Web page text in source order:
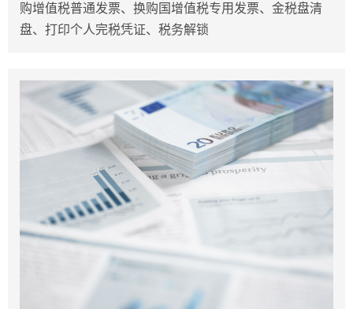
购增值税普通发票、换购国增值税专用发票、金税盘清
盘、打印个人完税凭证、税务解锁